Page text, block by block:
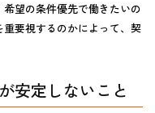
望の条件優先で働きたいの
要視するのかによって、契
安定しないこと